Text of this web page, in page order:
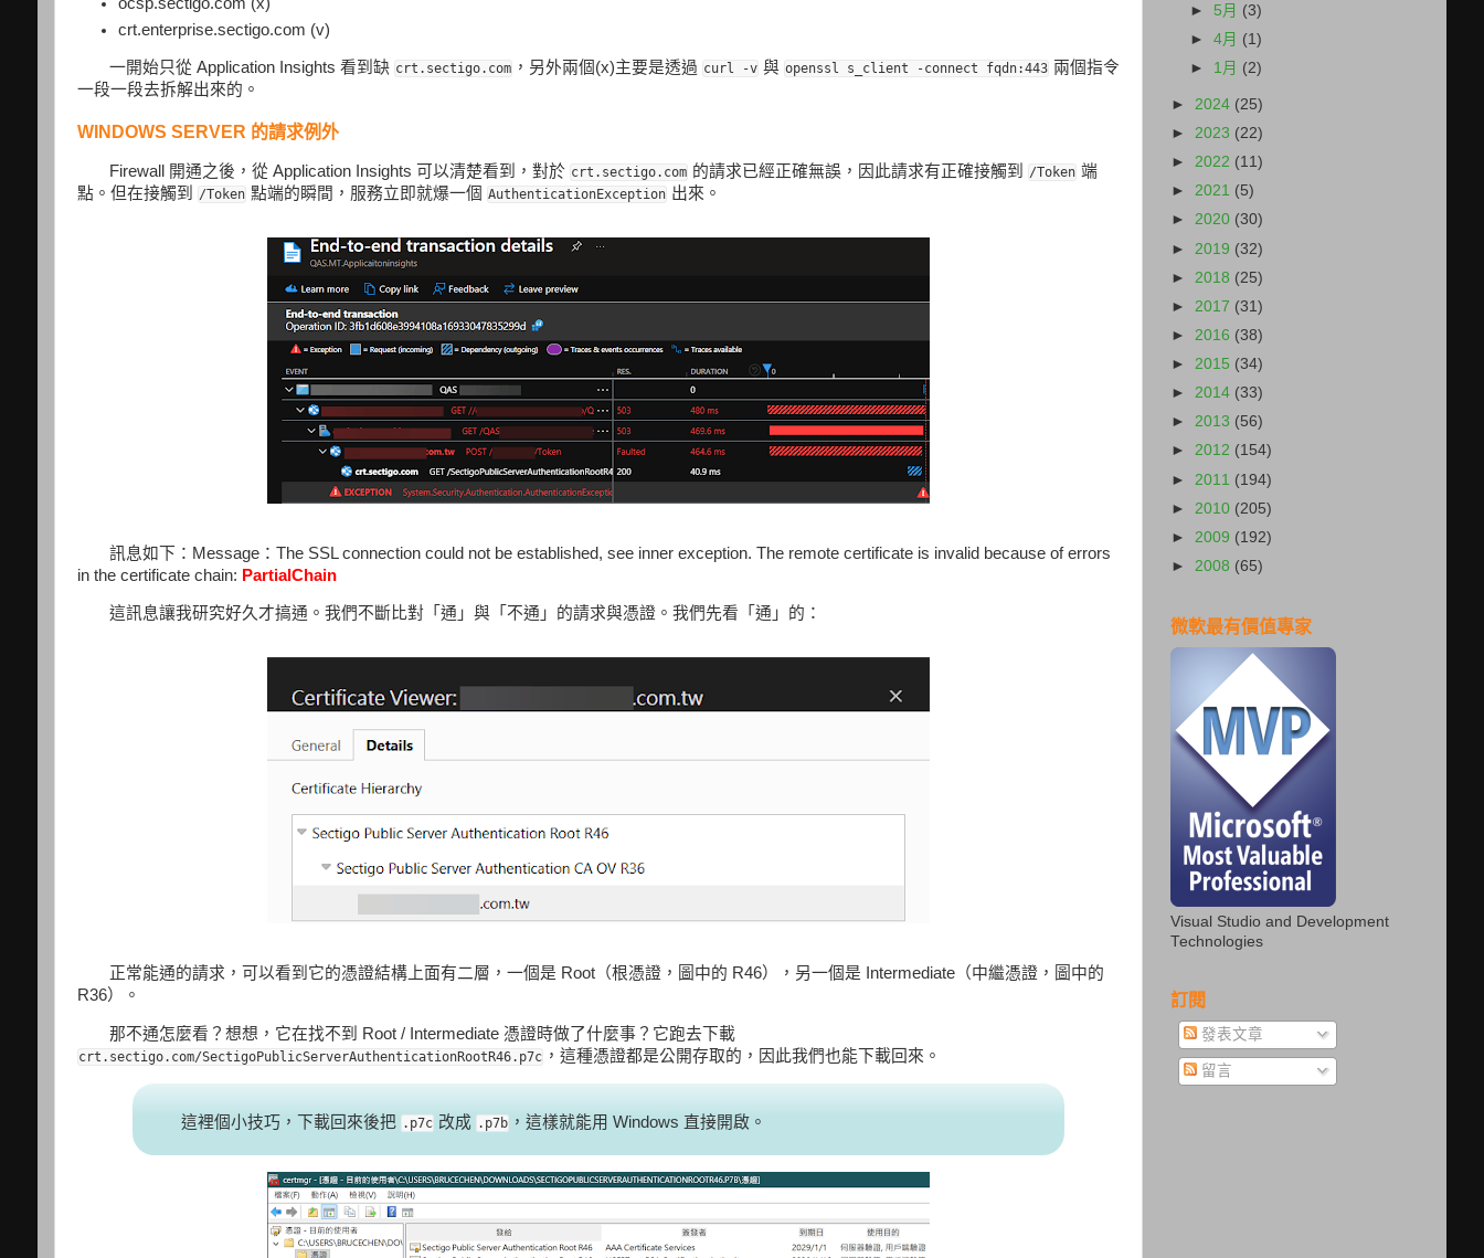
crt.enterprise.sectigo.com (v)
一開始只從 Application Insights 看到缺 crt.sectigo.com ，另外兩個(x)主要是透過 curl -v 與 openssl s_client -connect fqdn:443 兩個指令
一段一段去拆解出來的。
WINDOWS SERVER 的請求例外
Firewall 開通之後，從 Application Insights 可以清楚看到，對於 crt.sectigo.com 的請求已經正確無誤，因此請求有正確接觸到 /Token 端
點。但在接觸到
/Token 點端的瞬間，服務立即就爆一個 AuthenticationException 出來。
訊息如下：Message：The SSL connection could not be established, see inner exception. The remote certificate is invalid because of errors
in the certificate chain: PartialChain
這訊息讓我研究好久才搞通。我們不斷比對「通」與「不通」的請求與憑證。我們先看「通」的：
正常能通的請求，可以看到它的憑證結構上面有二層，一個是 Root（根憑證，圖中的 R46），另一個是 Intermediate（中繼憑證，圖中的
R36）。
那不通怎麼看？想想，它在找不到 Root / Intermediate 憑證時做了什麼事？它跑去下載
crt.sectigo.com/SectigoPublicServerAuthenticationRootR46.p7c ，這種憑證都是公開存取的，因此我們也能下載回來。
這裡個小技巧，下載回來後把 .p7c 改成 .p7b ，這樣就能用 Windows 直接開啟。
► 5月 (3)
► 4月 (1)
► 1月 (2)
► 2024 (25)
►2023 (22)
►2022 (11)
►2021 (5)
►2020 (30)
► 2019 (32)
► 2018 (25)
► 2017 (31)
► 2016 (38)
►2015 (34)
►2014 (33)
►2013 (56)
►2012 (154)
► 2011 (194)
► 2010 (205)
► 2009 (192)
► 2008 (65)
微軟最有價值專家
Visual Studio and Development
Technologies
訂閱
發表文章
留言